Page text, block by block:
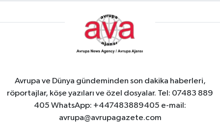
Avrupa ve Dünya gündeminden son dakika haberleri,
röportajlar, köşe yazıları ve özel dosyalar. Tel: 07483 889
405 WhatsApp: +447483889405 e-mail:
avrupa@avrupagazete.com